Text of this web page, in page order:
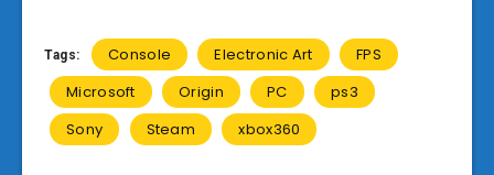
Tags: Console Electronic Art
FPS
Microsoft
Origin PC
ps3
Sony
Steam xbox360